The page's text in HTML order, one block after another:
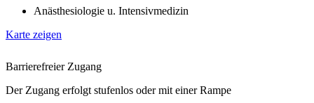
Anästhesiologie u. Intensivmedizin
Karte zeigen
Barrierefreier Zugang
Der Zugang erfolgt stufenlos oder mit einer Rampe